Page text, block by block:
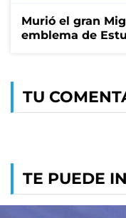
Murió el gran
emblema de
TU
TE PUEDE